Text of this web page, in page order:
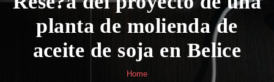
planta de molienda de
aceite de soja en Belice
Home